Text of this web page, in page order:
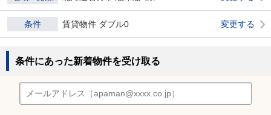
条件 賃貸物件 ダブル0 変更する
条件にあった新着物件を受け取る